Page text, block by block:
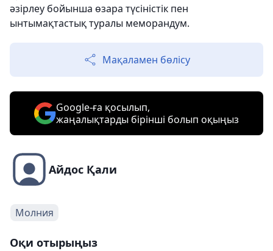
әзірлеу бойынша өзара түсіністік пен
ынтымақтастық туралы меморандум.
Мақаламен бөлісу
Google-ға қосылып,
жаңалықтарды бірінші болып оқыңыз
Айдос Қали
Молния
Оқи отырыңыз